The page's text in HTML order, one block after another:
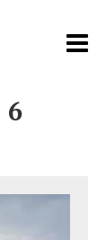
6